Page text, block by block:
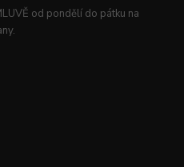
od pondělí do pátku na